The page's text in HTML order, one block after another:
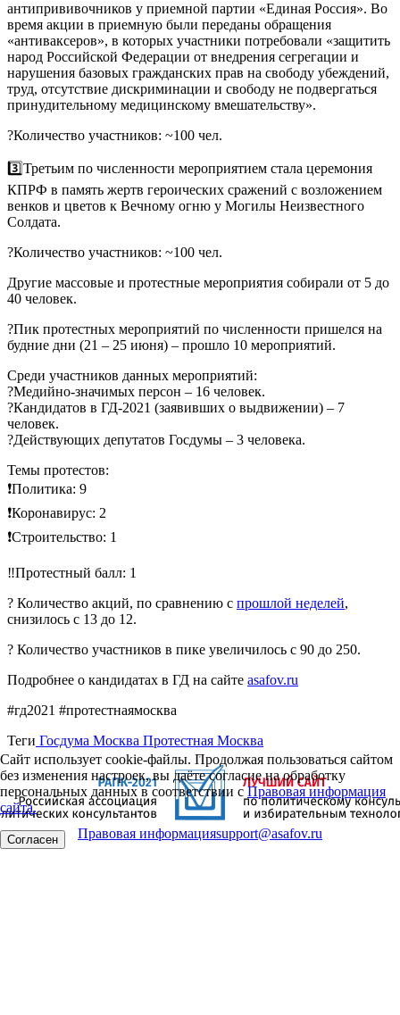
антипрививочников у приемной партии «Единая Россия». Во
время акции в приемную были переданы обращения
«антиваксеров», в которых участники потребовали «защитить
народ Российской Федерации от внедрения сегрегации и
нарушения базовых гражданских прав на свободу убеждений,
труд, отсутствие дискриминации и свободу не подвергаться
принудительному медицинскому вмешательству».
?Количество участников: ~100 чел.
3️⃣Третьим по численности мероприятием стала церемония
КПРФ в память жертв героических сражений с возложением
венков и цветов к Вечному огню у Могилы Неизвестного
Солдата.
?Количество участников: ~100 чел.
Другие массовые и протестные мероприятия собирали от 5 до
40 человек.
?Пик протестных мероприятий по численности пришелся на
будние дни (21 – 25 июня) – прошло 10 мероприятий.
Среди участников данных мероприятий:
?Медийно-значимых персон – 16 человек.
?Кандидатов в ГД-2021 (заявивших о выдвижении) – 7
человек.
?Действующих депутатов Госдумы – 3 человека.
Темы протестов:
❗️Политика: 9
❗️Коронавирус: 2
❗️Строительство: 1
‼️Протестный балл: 1
? Количество акций, по сравнению с прошлой неделей,
снизилось с 13 до 12.
? Количество участников в пике увеличилось с 90 до 250.
Подробнее о кандидатах в ГД на сайте asafov.ru
#гд2021 #протестнаямосква
Теги Госдума Москва Протестная Москва
Сайт использует cookie-файлы. Продолжая пользоваться сайтом
без изменения настроек, вы даёте согласие на обработку
персональных данных в соответствии сПравовая информация
сайта.
Согласен Правовая информацияsupport@asafov.ru